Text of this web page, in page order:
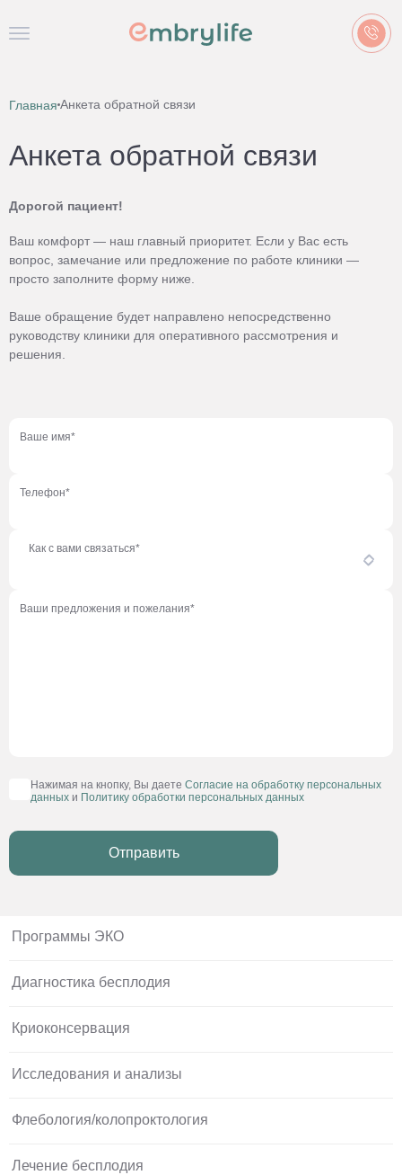
Главная Анкета обратной связи
Анкета обратной связи
Дорогой пациент!
Ваш комфорт — наш главный приоритет. Если у Вас есть
вопрос, замечание или предложение по работе клиники —
просто заполните форму ниже.
Ваше обращение будет направлено непосредственно
руководству клиники для оперативного рассмотрения и
решения.
Ваше имя*
Телефон*
Как с вами связаться*
Ваши предложения и пожелания*
Нажимая на кнопку, Вы даете Согласие на обработку персональных
данных и Политику обработки персональных данных
Отправить
Программы ЭКО
Диагностика бесплодия
Криоконсервация
Исследования и анализы
Флебология/колопроктология
Лечение бесплодия